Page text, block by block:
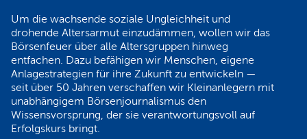
Um die wachsende soziale Ungleichheit und
drohende Altersarmut einzudämmen, wollen wir das
Börsenfeuer über alle Altersgruppen hinweg
entfachen. Dazu befähigen wir Menschen, eigene
Anlagestrategien für ihre Zukunft zu entwickeln —
seit über 50 Jahren verschaffen wir Kleinanlegern mit
unabhängigem Börsenjournalismus den
Wissensvorsprung, der sie verantwortungsvoll auf
Erfolgskurs bringt.